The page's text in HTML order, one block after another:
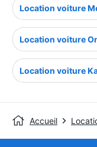
Location voiture
Location voiture
Location voiture
Accueil